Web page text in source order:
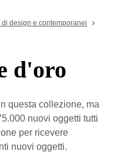
di design e contemporanei
d'oro
questa collezione, ma
nuovi oggetti tutti
per ricevere
nuovi oggetti.